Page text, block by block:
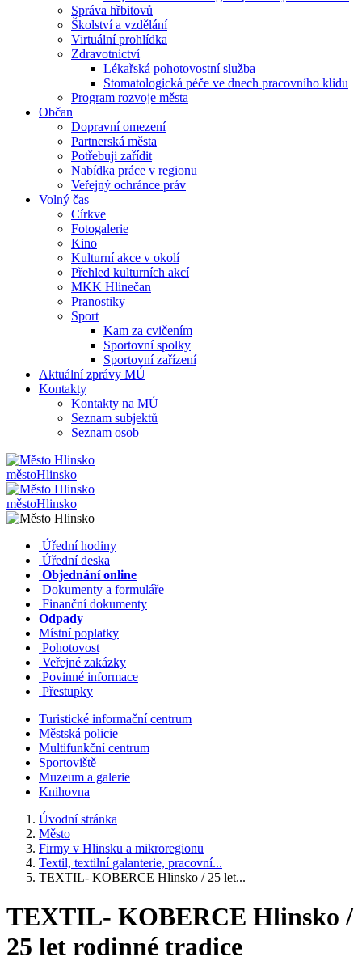
Správa hřbitovů
Školství a vzdělání
Virtuální prohlídka
Zdravotnictví
Lékařská pohotovostní služba
Stomatologická péče ve dnech pracovního klidu
Program rozvoje města
Občan
Dopravní omezení
Partnerská města
Potřebuji zařídit
Nabídka práce v regionu
Veřejný ochránce práv
Volný čas
Církve
Fotogalerie
Kino
Kulturní akce v okolí
Přehled kulturních akcí
MKK Hlinečan
Pranostiky
Sport
Kam za cvičením
Sportovní spolky
Sportovní zařízení
Aktuální zprávy MÚ
Kontakty
Kontakty na MÚ
Seznam subjektů
Seznam osob
městoHlinsko
městoHlinsko
Úřední hodiny
Úřední deska
Objednání online
Dokumenty a formuláře
Finanční dokumenty
Odpady
Místní poplatky
Pohotovost
Veřejné zakázky
Povinné informace
Přestupky
Turistické informační centrum
Městská policie
Multifunkční centrum
Sportoviště
Muzeum a galerie
Knihovna
Úvodní stránka
Město
Firmy v Hlinsku a mikroregionu
Textil, textilní galanterie, pracovní...
TEXTIL- KOBERCE Hlinsko / 25 let...
TEXTIL- KOBERCE Hlinsko /
25 let rodinné tradice